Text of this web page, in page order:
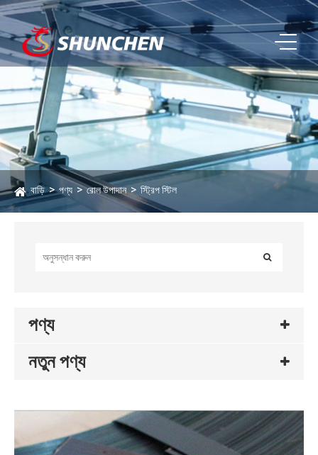
বাড়ি পণ্য রোল উপাদান স্ট্রিপ স্টিল
পণ্য
নতুন পণ্য